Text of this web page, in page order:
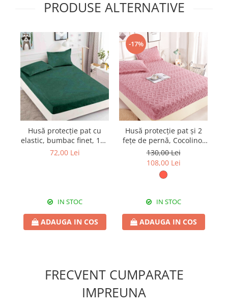
PRODUSE ALTERNATIVE
Husă protecție pat cu
elastic, bumbac finet, 180
x 200 cm, 3 piese, HPP50
72,00 Lei
IN STOC
ADAUGA IN COS
-17%
Husă protecție pat și 2
fețe de pernă, Cocolino,
180 x 200 cm, 3 piese,
HPP61
130,00 Lei
108,00 Lei
IN STOC
ADAUGA IN COS
FRECVENT CUMPARATE
IMPREUNA